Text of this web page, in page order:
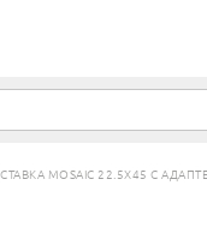
MOSAIC 22.5X45 С